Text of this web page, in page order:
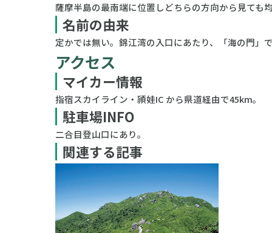
薩摩半島の最南端に位置しどちらの方向から見ても
名前の由来
定かでは無い。錦江湾の入口にあたり、「海の門」
アクセス
マイカー情報
指宿スカイライン・頴娃IC から県道経由で45km。
駐車場INFO
二合目登山口にあり。
関連する記事